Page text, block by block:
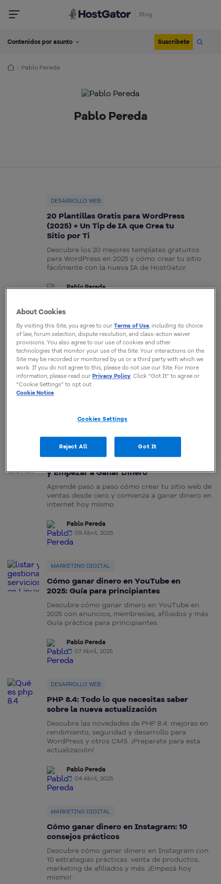
Blog
Contenidos por asunto Suscríbete
Pablo Pereda
Pablo Pereda
DESARROLLO WEB
20 Plantillas Gratis para WordPress
(2025) + Un Tip de IA que Crea tu
Sitio por Ti
Descubre los 20 mejores templates gratuitos
para WordPress en 2025 y cómo crear tu sitio
fácilmente con la nueva IA de HostGator.
Pablo Pereda
CREAR SITIO WEB
Cómo Crear un Sitio Web
Profesional: Usa la IA a Tu Favor
Aprendé cómo crear un sitio web profesional
paso a paso, con ayuda de inteligencia artificial
y consejos clave para destacar tu marca online.
CREAR SITIO WEB
y Empezar a Ganar Dinero
Aprendé paso a paso cómo crear tu sitio web de
ventas desde cero y comienza a ganar dinero en
internet hoy mismo.
Pablo Pereda
09 Abril, 2025
MARKETING DIGITAL
Cómo ganar dinero en YouTube en
2025: Guía para principiantes
Descubre cómo ganar dinero en YouTube en
2025 con anuncios, membresías, afiliados y más.
Guía práctica para principiantes.
Pablo Pereda
07 Abril, 2025
DESARROLLO WEB
PHP 8.4: Todo lo que necesitas saber
sobre la nueva actualización
Descubre las novedades de PHP 8.4: mejoras en
rendimiento, seguridad y desarrollo para
WordPress y otros CMS. ¡Preparate para esta
actualización!
Pablo Pereda
04 Abril, 2025
MARKETING DIGITAL
Cómo ganar dinero en Instagram: 10
consejos prácticos
Descubre cómo ganar dinero en Instagram con
10 estrategias prácticas: venta de productos,
marketing de afiliados y más. ¡Empezá hoy
mismo!
About Cookies
By visiting this Site, you agree to ourTerms of Use, including its choice
of law, forum selection, dispute resolution, and class-action waiver
provisions. You also agree to our use of cookies and other
technologies that monitor your use of the Site. Your interactions on the
Site may be recorded or monitored by us or a third party with which we
work. If you do not agree to this, please do not use our Site. For more
information, please read ourPrivacy Policy. Click “Got It” to agree or
“Cookie Settings” to opt out.
Cookie Notice
Cookies Settings
Reject All Got It